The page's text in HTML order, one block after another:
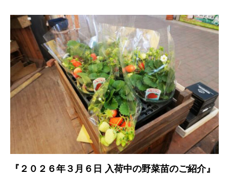
『２０２６年３月６日 入荷中の野菜苗のご紹介』